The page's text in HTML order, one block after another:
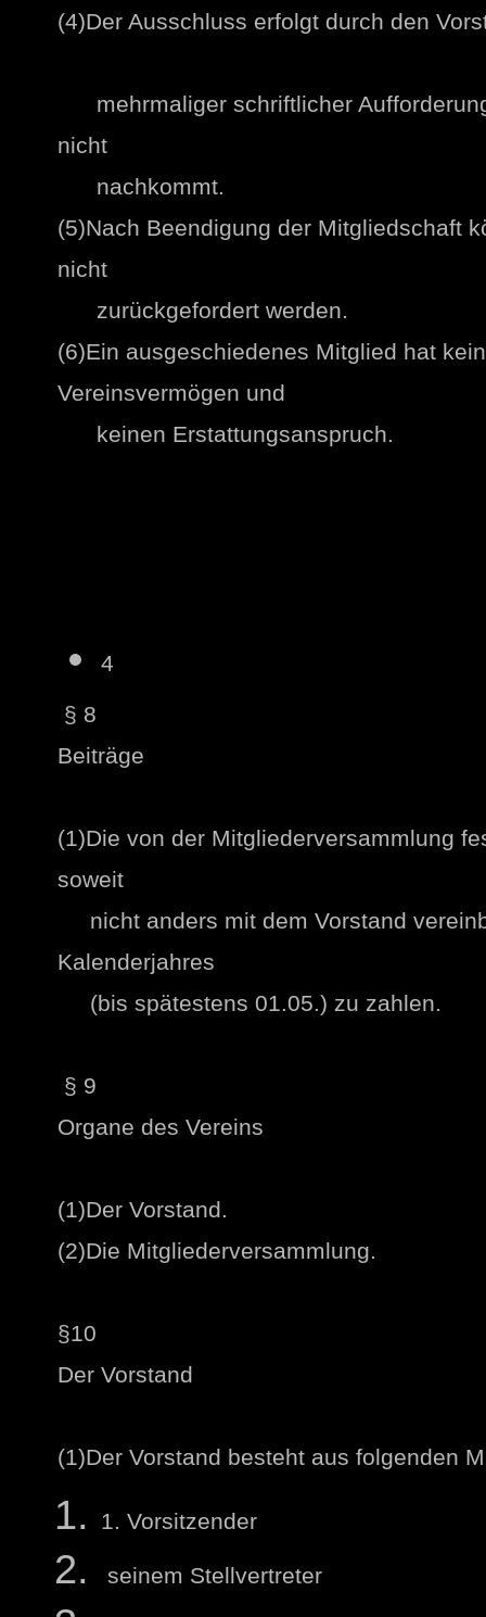
(4)Der Ausschluss erfolgt durch den
mehrmaliger schriftlicher
nicht
nachkommt.
(5)Nach Beendigung der Mitgliedschaft
nicht
zurückgefordert werden.
(6)Ein ausgeschiedenes Mitglied hat
Vereinsvermögen und
keinen Erstattungsanspruch.
4
§ 8
Beiträge
(1)Die von der Mitgliederversammlung
soweit
nicht anders mit dem Vorstand
Kalenderjahres
(bis spätestens 01.05.) zu zahlen.
§ 9
Organe des Vereins
(1)Der Vorstand.
(2)Die Mitgliederversammlung.
§10
Der Vorstand
(1)Der Vorstand besteht aus folgenden
1. Vorsitzender
seinem Stellvertreter